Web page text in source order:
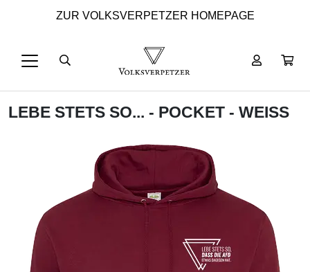
ZUR VOLKSVERPETZER HOMEPAGE
LEBE STETS SO... - POCKET - WEISS